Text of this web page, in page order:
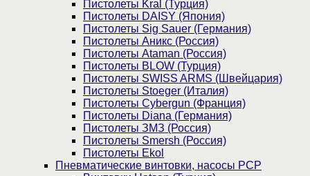
Пистолеты Kral (Турция)
Пистолеты DAISY (Япония)
Пистолеты Sig Sauer (Германия)
Пистолеты Аникс (Россия)
Пистолеты Ataman (Россия)
Пистолеты BLOW (Турция)
Пистолеты SWISS ARMS (Швейцария)
Пистолеты Stoeger (Италия)
Пистолеты Cybergun (Франция)
Пистолеты Diana (Германия)
Пистолеты ЗМЗ (Россия)
Пистолеты Smersh (Россия)
Пистолеты Ekol
Пневматические винтовки, насосы PCP